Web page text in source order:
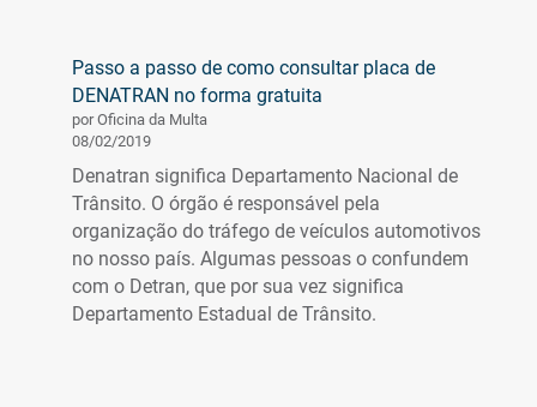
você
precisa
o
DUT
–
Documento
Único
de
Passo a passo de como consultar placa de
DENATRAN no forma gratuita
por Oficina da Multa
08/02/2019
Denatran significa Departamento Nacional de
Trânsito. O órgão é responsável pela
organização do tráfego de veículos automotivos
no nosso país. Algumas pessoas o confundem
com o Detran, que por sua vez significa
Departamento Estadual de Trânsito.